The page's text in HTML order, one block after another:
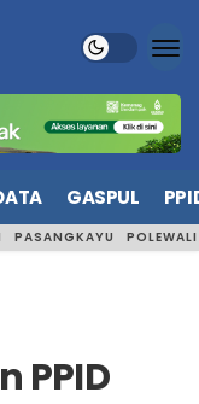
GASPUL
PASANGKAYU
PPID